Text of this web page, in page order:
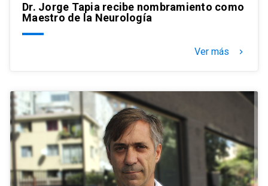
Dr. Jorge Tapia recibe nombramiento como
Maestro de la Neurología
Ver más keyboard_arrow_right